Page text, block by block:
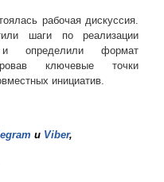
рабочая дискуссия.
шаги по реализации
и определили формат
ключевые точки
инициатив.
и Viber,